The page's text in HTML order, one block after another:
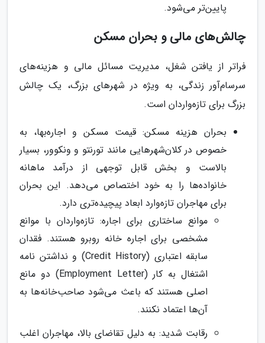
پایین‌تر می‌شود.
چالش‌های مالی و بحران مسکن
فراتر از یافتن شغل، مدیریت مسائل مالی و هزینه‌های
سرسام‌آور زندگی، به ویژه در شهرهای بزرگ، یک چالش
بزرگ برای تازه‌واردان است.
بحران هزینه مسکن: قیمت مسکن و اجاره‌بها، به
خصوص در کلان‌شهرهایی مانند تورنتو و ونکوور، بسیار
بالاست و بخش قابل توجهی از درآمد ماهانه
خانواده‌ها را به خود اختصاص می‌دهد. این بحران
برای مهاجران تازه‌وارد ابعاد پیچیده‌تری دارد.
موانع ساختاری برای اجاره: تازه‌واردان با موانع
مشخصی برای اجاره خانه روبرو هستند. فقدان
سابقه اعتباری (Credit History) و نداشتن نامه
اشتغال به کار (Employment Letter) دو مانع
اصلی هستند که باعث می‌شود صاحب‌خانه‌ها به
آن‌ها اعتماد نکنند.
رقابت شدید: به دلیل تقاضای بالا، مهاجران اغلب